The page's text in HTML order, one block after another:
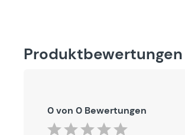
Produktbewertungen
0 von 0 Bewertungen